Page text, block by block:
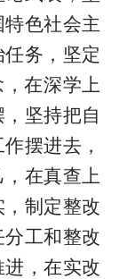
色社会主
务，坚定
在深学上
坚持把自
摆进去，
在真查上
制定整改
工和整改
，在实改